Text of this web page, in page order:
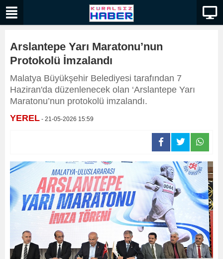
Arslantepe Yarı Maratonu’nun
Protokolü İmzalandı
Malatya Büyükşehir Belediyesi tarafından 7
Haziran'da düzenlenecek olan ‘Arslantepe Yarı
Maratonu’nun protokolü imzalandı.
YEREL - 21-05-2026 15:59